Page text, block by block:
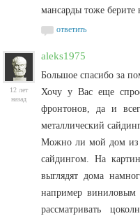
мансарды тоже берите
ответить
12 лет
назад
aleks1975
Большое спасибо за
Хочу у Вас еще
фронтонов, да и
металлический
Можно ли мой дом из
сайдингом. На
выглядят дома
например
рассматривать